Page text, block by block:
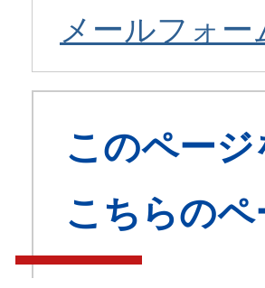
メールフォ
このペー
こちらの